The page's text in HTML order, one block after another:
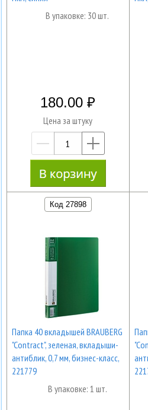
В упаковке: 30 шт.
180.00
Цена за штуку
—
Код 27898
Папка 40 вкладышей BRAUBERG
"Contract", зеленая, вкладыши-
антиблик, 0,7 мм, бизнес-класс,
221779
В упаковке: 1 шт.